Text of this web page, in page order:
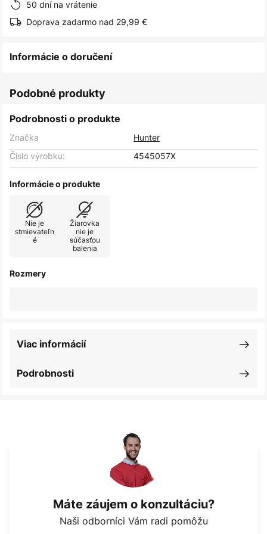
50 dní na vrátenie
Doprava zadarmo nad 29,99 €
Informácie o doručení
Podobné produkty
Podrobnosti o produkte
Značka
Hunter
Číslo výrobku:
4545057X
Informácie o produkte
Nie je
stmievateľn
é
Žiarovka
nie je
súčasťou
balenia
Rozmery
Podrobnosti
Viac informácií
Máte záujem o konzultáciu?
Naši odborníci Vám radi pomôžu